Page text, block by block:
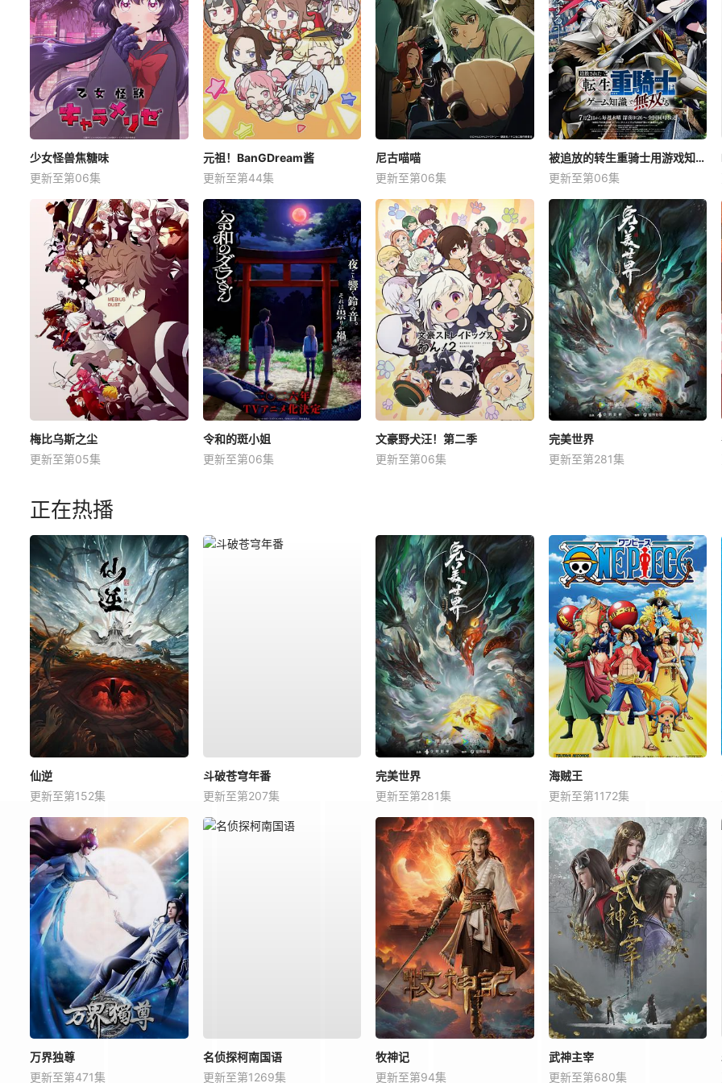
少女怪兽焦糖味
更新至第06集
元祖！BanGDream酱
更新至第44集
尼古喵喵
更新至第06集
被追放的转生重骑士用游戏知识开无双
更新至第06集
梅比乌斯之尘
更新至第05集
令和的斑小姐
更新至第06集
文豪野犬汪！第二季
更新至第06集
完美世界
更新至第281集
正在热播
仙逆
更新至第152集
斗破苍穹年番
更新至第207集
完美世界
更新至第281集
海贼王
更新至第1172集
万界独尊
更新至第471集
名侦探柯南国语
更新至第1269集
牧神记
更新至第94集
武神主宰
更新至第680集